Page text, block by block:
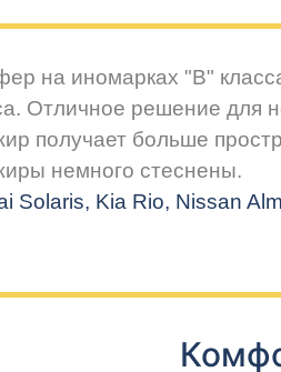
на иномарках "В"
Отличное решение для
получает больше
немного стеснены.
Solaris, Kia Rio, Nissan